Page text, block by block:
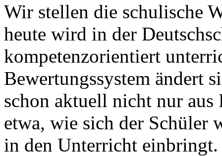
Wir stellen die schulische
heute wird in der
kompetenzorientiert
Bewertungssystem ändert
schon aktuell nicht nur aus
etwa, wie sich der Schüler
in den Unterricht